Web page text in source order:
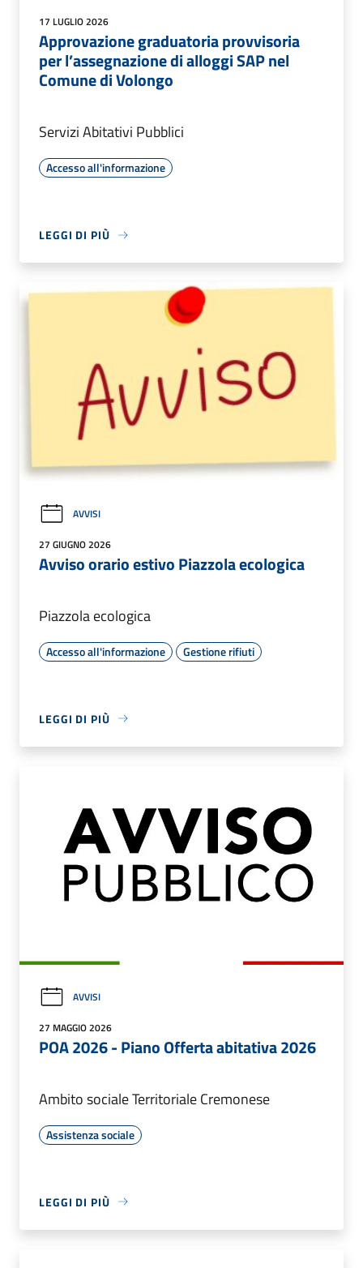
17 LUGLIO 2026
Approvazione graduatoria provvisoria
per l’assegnazione di alloggi SAP nel
Comune di Volongo
Servizi Abitativi Pubblici
Accesso all'informazione
LEGGI DI PIÙ
AVVISI
27 GIUGNO 2026
Avviso orario estivo Piazzola ecologica
Piazzola ecologica
Accesso all'informazione Gestione rifiuti
LEGGI DI PIÙ
AVVISI
27 MAGGIO 2026
POA 2026 - Piano Offerta abitativa 2026
Ambito sociale Territoriale Cremonese
Assistenza sociale
LEGGI DI PIÙ